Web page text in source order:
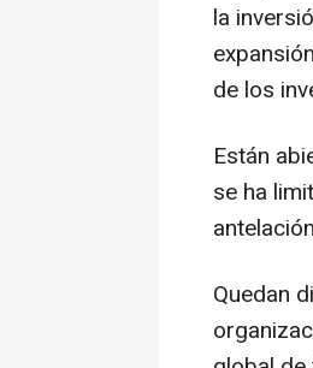
la
de los
Están
se ha
Quedan